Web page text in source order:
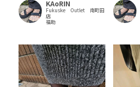
KAoRIN
Fukuske Outlet 南町田
店
福助